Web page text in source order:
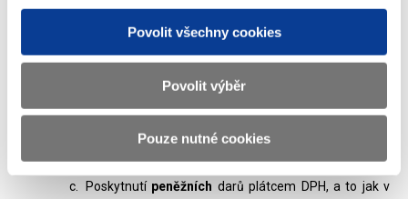
Povolit všechny cookies
Povolit výběr
Pouze nutné cookies
zákona o DPH (lze uložit pokuty ve výši 1 000 Kč, 10
000 Kč, 30 000 Kč a 50 000 Kč), s výjimkou pokuty ve
výši 1 000 Kč může plátce DPH požádat správce daně
aktuálních informací využije ministr financí své
pravomoci a pokuty za pozdní podání kontrolního
hlášení ve výši 1 000 Kč plátcům zasaženým živelní
pohromou promine - § 260 DŘ.
Poskytnutí peněžních darů plátcem DPH, a to jak v